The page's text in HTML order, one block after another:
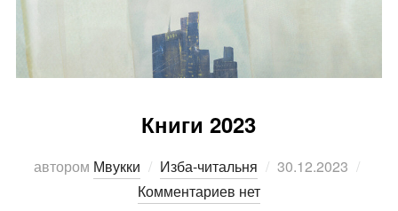
Книги 2023
автором Мвукки Изба-читальня Опубликовано
30.12.2023
Комментариев нет